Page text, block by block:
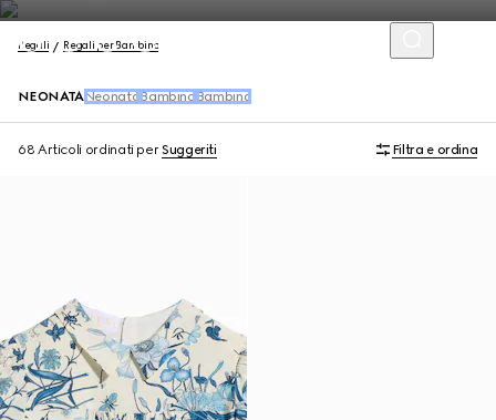
Regali Regali per Bambino
NEONATANeonato Bambino Bambina
68 Articoli ordinati perSuggeriti Filtra e ordina